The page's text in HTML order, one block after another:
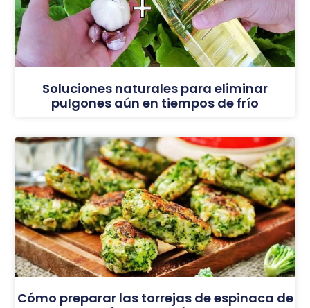
Soluciones naturales para eliminar
pulgones aún en tiempos de frío
Cómo preparar las torrejas de espinaca de